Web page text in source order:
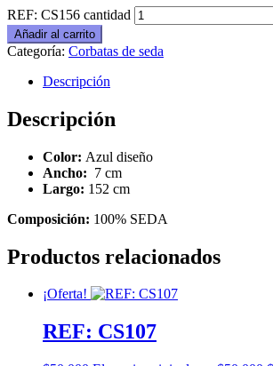
REF: CS156 cantidad
Añadir al carrito
Categoría: Corbatas de seda
Descripción
Descripción
Color: Azul diseño
Ancho: 7 cm
Largo: 152 cm
Composición: 100% SEDA
Productos relacionados
¡Oferta!
REF: CS107